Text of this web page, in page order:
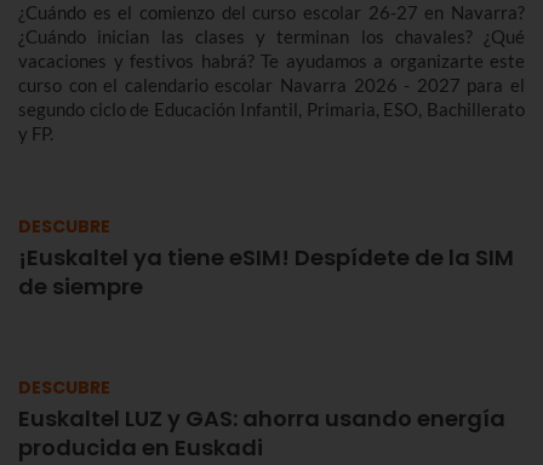
¿Cuándo es el comienzo del curso escolar 26-27 en Navarra?
¿Cuándo inician las clases y terminan los chavales? ¿Qué
vacaciones y festivos habrá? Te ayudamos a organizarte este
curso con el calendario escolar Navarra 2026 - 2027 para el
segundo ciclo de Educación Infantil, Primaria, ESO, Bachillerato
y FP.
DESCUBRE
¡Euskaltel ya tiene eSIM! Despídete de la SIM
de siempre
DESCUBRE
Euskaltel LUZ y GAS: ahorra usando energía
producida en Euskadi